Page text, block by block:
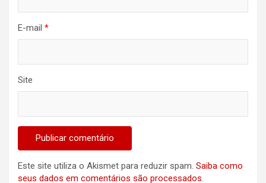
E-mail *
Site
Este site utiliza o Akismet para reduzir spam. Saiba como
seus dados em comentários são processados.